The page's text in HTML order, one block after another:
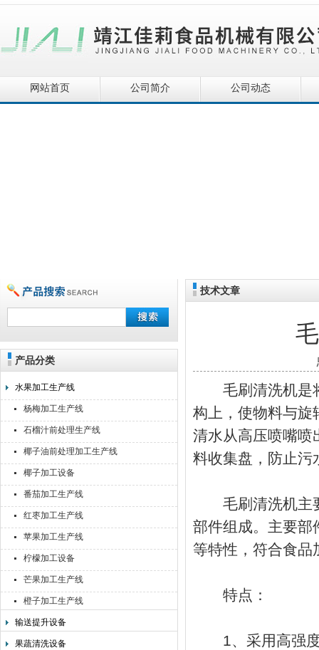
靖江佳莉食品机械有限公司
网站首页 公司简介 公司动态
产品分类
水果加工生产线
杨梅加工生产线
石榴汁前处理生产线
椰子油前处理加工生产线
椰子加工设备
番茄加工生产线
红枣加工生产线
苹果加工生产线
柠檬加工设备
芒果加工生产线
橙子加工生产线
输送提升设备
果蔬清洗设备
技术文章
毛刷清洗机是将
构上，使物料与旋
清水从高压喷嘴喷
料收集盘，防止污
毛刷清洗机主要
部件组成。主要部
等特性，符合食品
特点：
1、采用高强度